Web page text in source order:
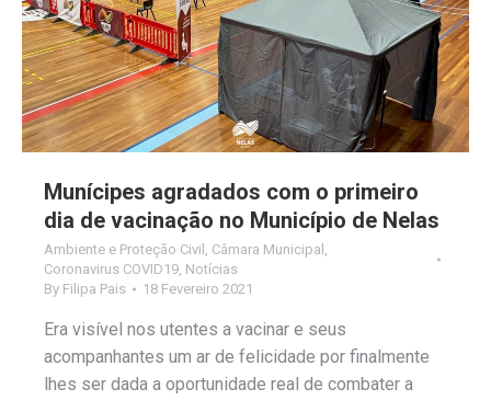
Munícipes agradados com o primeiro
dia de vacinação no Município de Nelas
Ambiente e Proteção Civil , Câmara Municipal ,
Coronavirus COVID19, Notícias
By Filipa Pais 18 Fevereiro 2021
Era visível nos utentes a vacinar e seus
acompanhantes um ar de felicidade por finalmente
lhes ser dada a oportunidade real de combater a